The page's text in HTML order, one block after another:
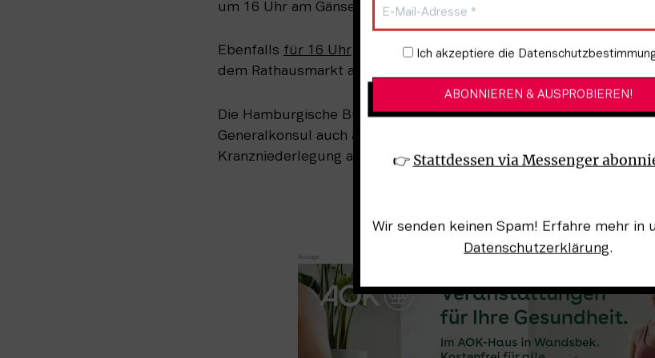
um 16 Uhr am Gänsemarkt auf.
Ebenfalls für 16 Uhr ruft der Deutsche Gewerkschaftsbund mit
dem Rathausmarkt auf.
Die Hamburgische Bürgerschaft und der Hamburger Senat
Generalkonsul auch auf dem Rathausmarkt der Opfer des
Kranzniederlegung an der Ernst-Barlach-Stehle am Rathausmarkt.
Newsletter-Anmeldung
Ich akzeptiere die
👉 Stattdessen via Messenger
Datenschutzerklärung.